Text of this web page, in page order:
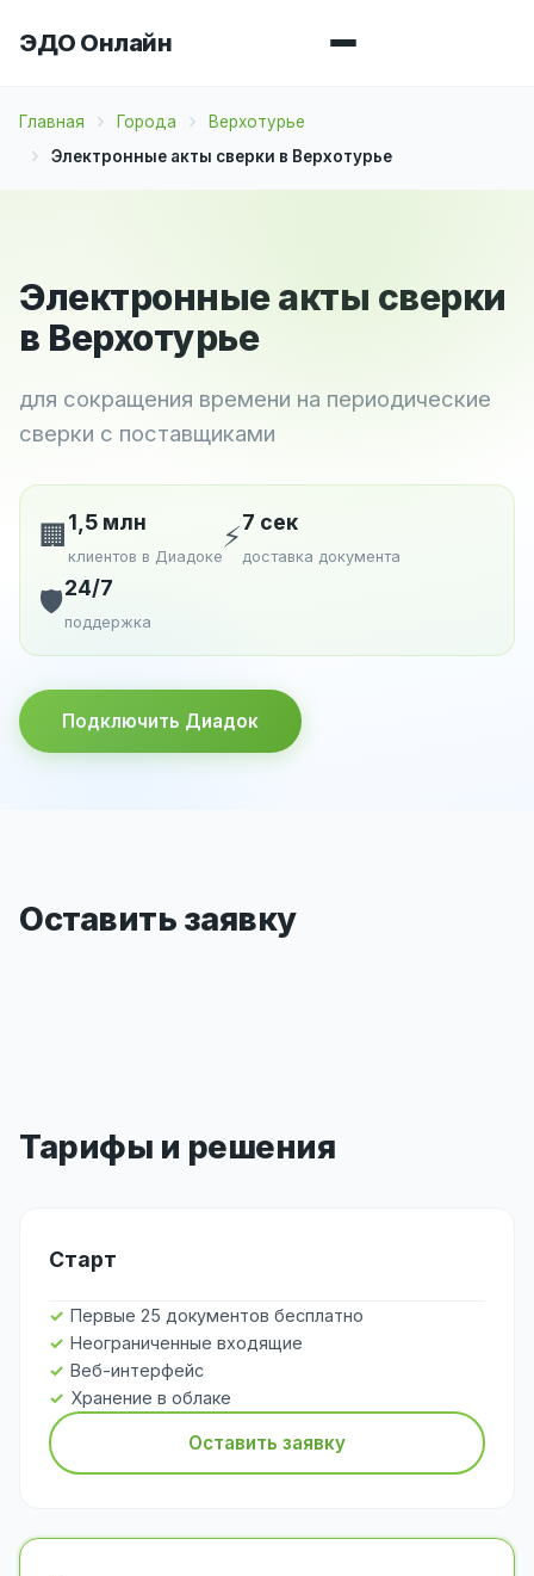
ЭДО Онлайн
Главная Города
Верхотурье
Электронные акты сверки в Верхотурье
Электронные акты сверки
в Верхотурье
для сокращения времени на периодические
сверки с поставщиками
🏢 1,5 млн
клиентов в Диадоке
⚡7 сек
доставка документа
🛡️24/7
поддержка
Подключить Диадок
Оставить заявку
Тарифы и решения
Старт
Первые 25 документов бесплатно
Неограниченные входящие
Веб-интерфейс
Хранение в облаке
Оставить заявку